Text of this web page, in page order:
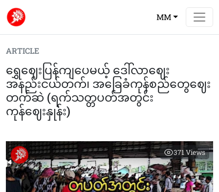
MM
ARTICLE
ရွှေဈေးပြန်ကျပေမယ့် ဒေါ်လာဈေး
အနည်းငယ်တက်၊ အခြေခံကုန်စည်တွေဈေး
တက်ဆဲ (ရက်သတ္တပတ်အတွင်း
ကုန်ဈေးနှုန်း)
371Views